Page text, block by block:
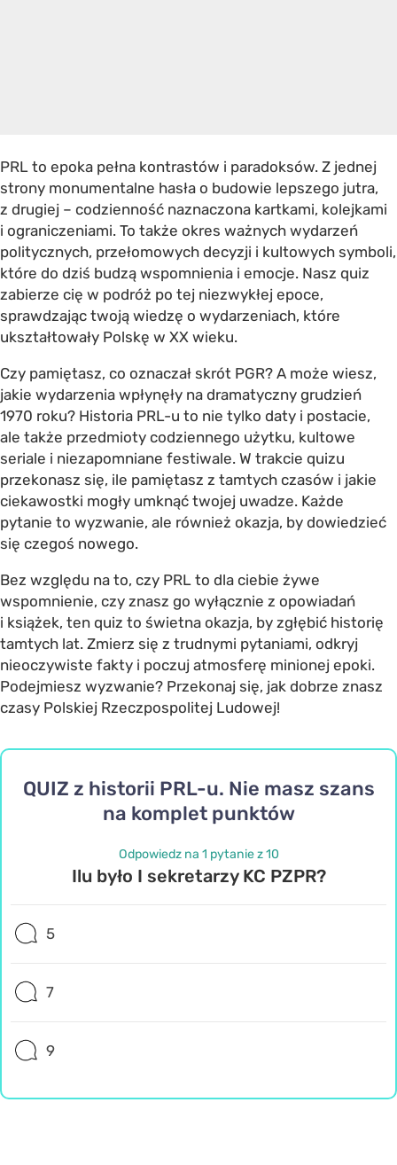
PRL to epoka pełna kontrastów i paradoksów. Z jednej
strony monumentalne hasła o budowie lepszego jutra,
z drugiej – codzienność naznaczona kartkami, kolejkami
i ograniczeniami. To także okres ważnych wydarzeń
politycznych, przełomowych decyzji i kultowych symboli,
które do dziś budzą wspomnienia i emocje. Nasz quiz
zabierze cię w podróż po tej niezwykłej epoce,
sprawdzając twoją wiedzę o wydarzeniach, które
ukształtowały Polskę w XX wieku.
Czy pamiętasz, co oznaczał skrót PGR? A może wiesz,
jakie wydarzenia wpłynęły na dramatyczny grudzień
1970 roku? Historia PRL-u to nie tylko daty i postacie,
ale także przedmioty codziennego użytku, kultowe
seriale i niezapomniane festiwale. W trakcie quizu
przekonasz się, ile pamiętasz z tamtych czasów i jakie
ciekawostki mogły umknąć twojej uwadze. Każde
pytanie to wyzwanie, ale również okazja, by dowiedzieć
się czegoś nowego.
Bez względu na to, czy PRL to dla ciebie żywe
wspomnienie, czy znasz go wyłącznie z opowiadań
i książek, ten quiz to świetna okazja, by zgłębić historię
tamtych lat. Zmierz się z trudnymi pytaniami, odkryj
nieoczywiste fakty i poczuj atmosferę minionej epoki.
Podejmiesz wyzwanie? Przekonaj się, jak dobrze znasz
czasy Polskiej Rzeczpospolitej Ludowej!
QUIZ z historii PRL-u. Nie masz szans
na komplet punktów
Odpowiedz na 1 pytanie z 10
Ilu było I sekretarzy KC PZPR?
5
7
9